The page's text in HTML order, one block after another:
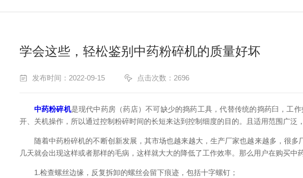
学会这些，轻松鉴别中药粉碎机的质量好坏
发布时间：2022-09-15 点击次数：2696
中药粉碎机是现代中药房（药店）不可缺少的捣药工具，代替传统的捣药臼，工
开、关机操作，所以通过控制粉碎时间的长短来达到控制细度的目的。且适用范围广
随着中药粉碎机的不断创新发展，其市场也越来越大，生产厂家也越来越多，很多
几天就会出现这样或者那样的毛病，这样就大大的降低了工作效率。那么用户在购买
1.检查螺丝边缘，反复拆卸的螺丝会留下痕迹，包括十字螺钉；